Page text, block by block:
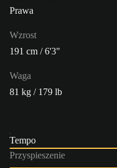
Prawa
Wzrost
191 cm / 6'3"
Waga
81 kg / 179 lb
Tempo
Przyspieszenie